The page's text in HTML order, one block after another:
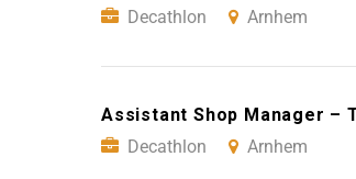
Decathlon
Arnhem
Assistant Shop Manager –
Decathlon
Arnhem